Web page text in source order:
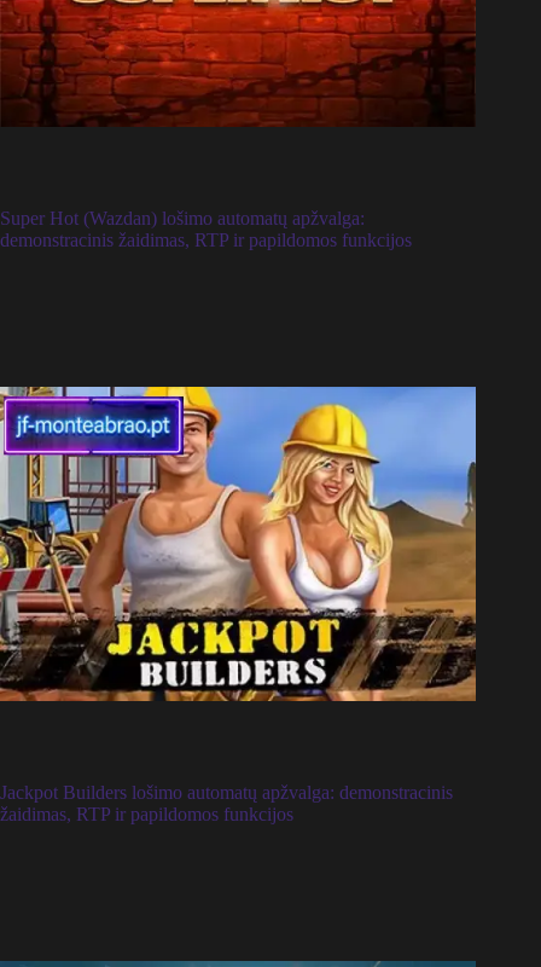
Super Hot (Wazdan) lošimo automatų apžvalga:
demonstracinis žaidimas, RTP ir papildomos funkcijos
Jackpot Builders lošimo automatų apžvalga: demonstracinis
žaidimas, RTP ir papildomos funkcijos